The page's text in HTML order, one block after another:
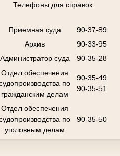
Телефоны для справок
Приемная суда
90-37-89
Архив
90-33-95
Администратор суда
90-35-28
Отдел обеспечения
по
гражданским делам
90-35-49
90-35-51
Отдел обеспечения
по
уголовным делам
90-35-50